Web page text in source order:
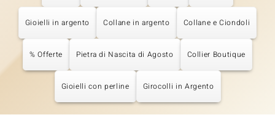
Gioielli in argento Collane in argento Collane e Ciondoli
% Offerte Pietra di Nascita di Agosto Collier Boutique
Gioielli con perline Girocolli in Argento